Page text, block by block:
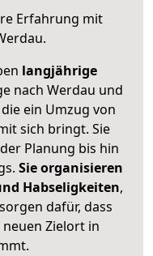
Erfahrung mit
.
langjährige
nach Werdau und
ein Umzug von
sich bringt. Sie
Planung bis hin
Sie organisieren
Habseligkeiten,
dafür, dass
Zielort in